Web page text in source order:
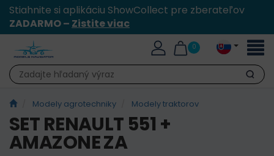
Stiahnite si aplikáciu ShowCollect pre zberateľov
ZADARMO – Zistite viac
0
Hľadať
Modely agrotechniky Modely traktorov
SET RENAULT 551 +
AMAZONE ZA